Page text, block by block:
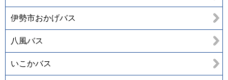
伊勢市おかげバス
八風バス
いこかバス